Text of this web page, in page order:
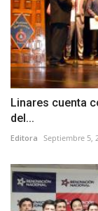
Linares cuenta
del...
Editora Septiembre 5,